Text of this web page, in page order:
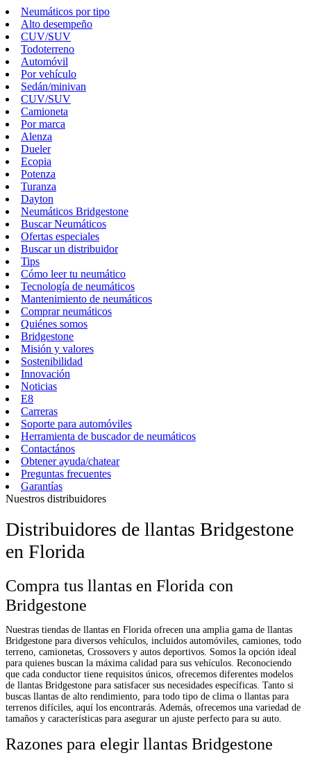
Neumáticos por tipo
Alto desempeño
CUV/SUV
Todoterreno
Automóvil
Por vehículo
Sedán/minivan
CUV/SUV
Camioneta
Por marca
Alenza
Dueler
Ecopia
Potenza
Turanza
Dayton
Neumáticos Bridgestone
Buscar Neumáticos
Ofertas especiales
Buscar un distribuidor
Tips
Cómo leer tu neumático
Tecnología de neumáticos
Mantenimiento de neumáticos
Comprar neumáticos
Quiénes somos
Bridgestone
Misión y valores
Sostenibilidad
Innovación
Noticias
E8
Carreras
Soporte para automóviles
Herramienta de buscador de neumáticos
Contactános
Obtener ayuda/chatear
Preguntas frecuentes
Garantías
Nuestros distribuidores
Distribuidores de llantas Bridgestone
en Florida
Compra tus llantas en Florida con
Bridgestone
Nuestras tiendas de llantas en Florida ofrecen una amplia gama de llantas
Bridgestone para diversos vehículos, incluidos automóviles, camiones, todo
terreno, camionetas, Crossovers y autos deportivos. Somos la opción ideal
para quienes buscan la máxima calidad para sus vehículos. Reconociendo
que cada conductor tiene requisitos únicos, ofrecemos diferentes modelos
de llantas Bridgestone para satisfacer sus necesidades específicas. Tanto si
buscas llantas de alto rendimiento, para todo tipo de clima o llantas para
terrenos difíciles, aquí los encontrarás. Además, ofrecemos una variedad de
tamaños y características para asegurar un ajuste perfecto para su auto.
Razones para elegir llantas Bridgestone